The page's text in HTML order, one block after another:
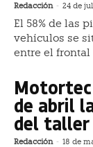
Redacción - 24 de
El 58% de las
vehículos se
entre el frontal
de abril
del taller
Redacción - 18 de